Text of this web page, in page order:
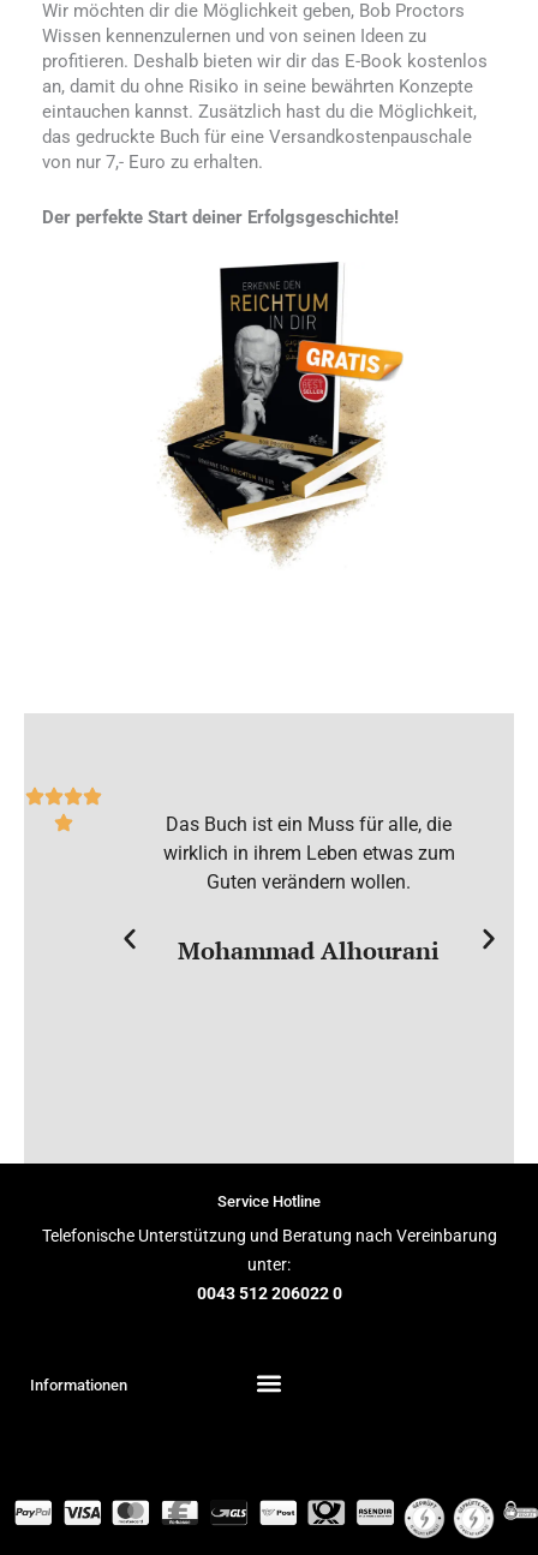
Wir möchten dir die Möglichkeit geben, Bob Proctors
Wissen kennenzulernen und von seinen Ideen zu
profitieren. Deshalb bieten wir dir das E-Book kostenlos
an, damit du ohne Risiko in seine bewährten Konzepte
eintauchen kannst. Zusätzlich hast du die Möglichkeit,
das gedruckte Buch für eine Versandkostenpauschale
von nur 7,- Euro zu erhalten.
Der perfekte Start deiner Erfolgsgeschichte!
ich bin
Das Buch ist ein Muss für alle, die
wirklich in ihrem Leben etwas zum
Guten verändern wollen.
Mohammad Alhourani
Service Hotline
Telefonische Unterstützung und Beratung nach Vereinbarung
unter:
0043 512 206022 0
Informationen